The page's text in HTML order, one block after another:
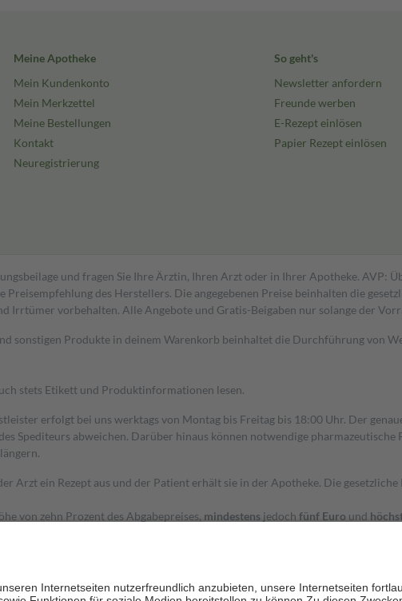
Meine Apotheke
Mein Kundenkonto
Mein Merkzettel
Meine Bestellungen
Kontakt
Neuregistrierung
So geht's
Newsletter anfordern
Freunde werben
E-Rezept einlösen
Papier Rezept einlösen
und fragen Sie Ihre Ärztin, Ihren Arzt oder in Ihrer Apotheke. AVP:
des Herstellers. Die angegebenen Preise beinhalten die
Irrtümer vorbehalten. Alle Angebote und Gratis-Beigaben nur solange der
sonstigen Produkte in deinem Warenkorb beinhaltet die Durchführung von
stets Etikett und Produktinformationen lesen.
erfolgt bei uns werktags von Montag bis Freitag bis 18:00 Uhr. Der
Spediteurs abweichen. Darüber hinaus können notwendige
Arzt ein Rezept aus und der Patient erhält sie in der Apotheke. Die
von zehn Prozent des Abgabepreises, mindestens jedoch fünf Euro und
Gesundheit zu stärken und die besondere Stellung der Familie zu